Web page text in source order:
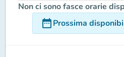
Non ci sono fasce orarie
date_rangeProssima